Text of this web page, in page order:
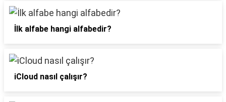
İlk alfabe hangi alfabedir?
iCloud nasıl çalışır?